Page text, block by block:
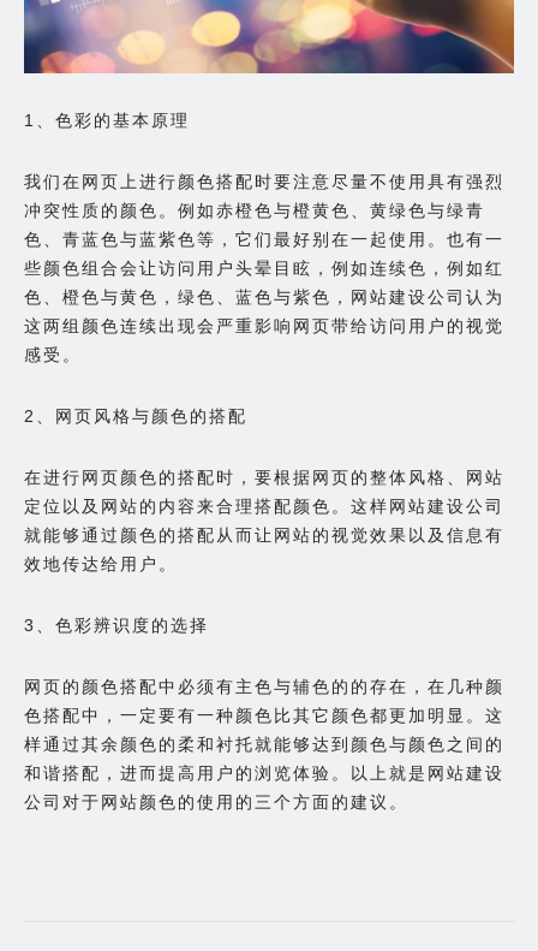
1、色彩的基本原理
我们在网页上进行颜色搭配时要注意尽量不使用具有强烈
冲突性质的颜色。例如赤橙色与橙黄色、黄绿色与绿青
色、青蓝色与蓝紫色等，它们最好别在一起使用。也有一
些颜色组合会让访问用户头晕目眩，例如连续色，例如红
色、橙色与黄色，绿色、蓝色与紫色，网站建设公司认为
这两组颜色连续出现会严重影响网页带给访问用户的视觉
感受。
2、网页风格与颜色的搭配
在进行网页颜色的搭配时，要根据网页的整体风格、网站
定位以及网站的内容来合理搭配颜色。这样网站建设公司
就能够通过颜色的搭配从而让网站的视觉效果以及信息有
效地传达给用户。
3、色彩辨识度的选择
网页的颜色搭配中必须有主色与辅色的的存在，在几种颜
色搭配中，一定要有一种颜色比其它颜色都更加明显。这
样通过其余颜色的柔和衬托就能够达到颜色与颜色之间的
和谐搭配，进而提高用户的浏览体验。以上就是网站建设
公司对于网站颜色的使用的三个方面的建议。